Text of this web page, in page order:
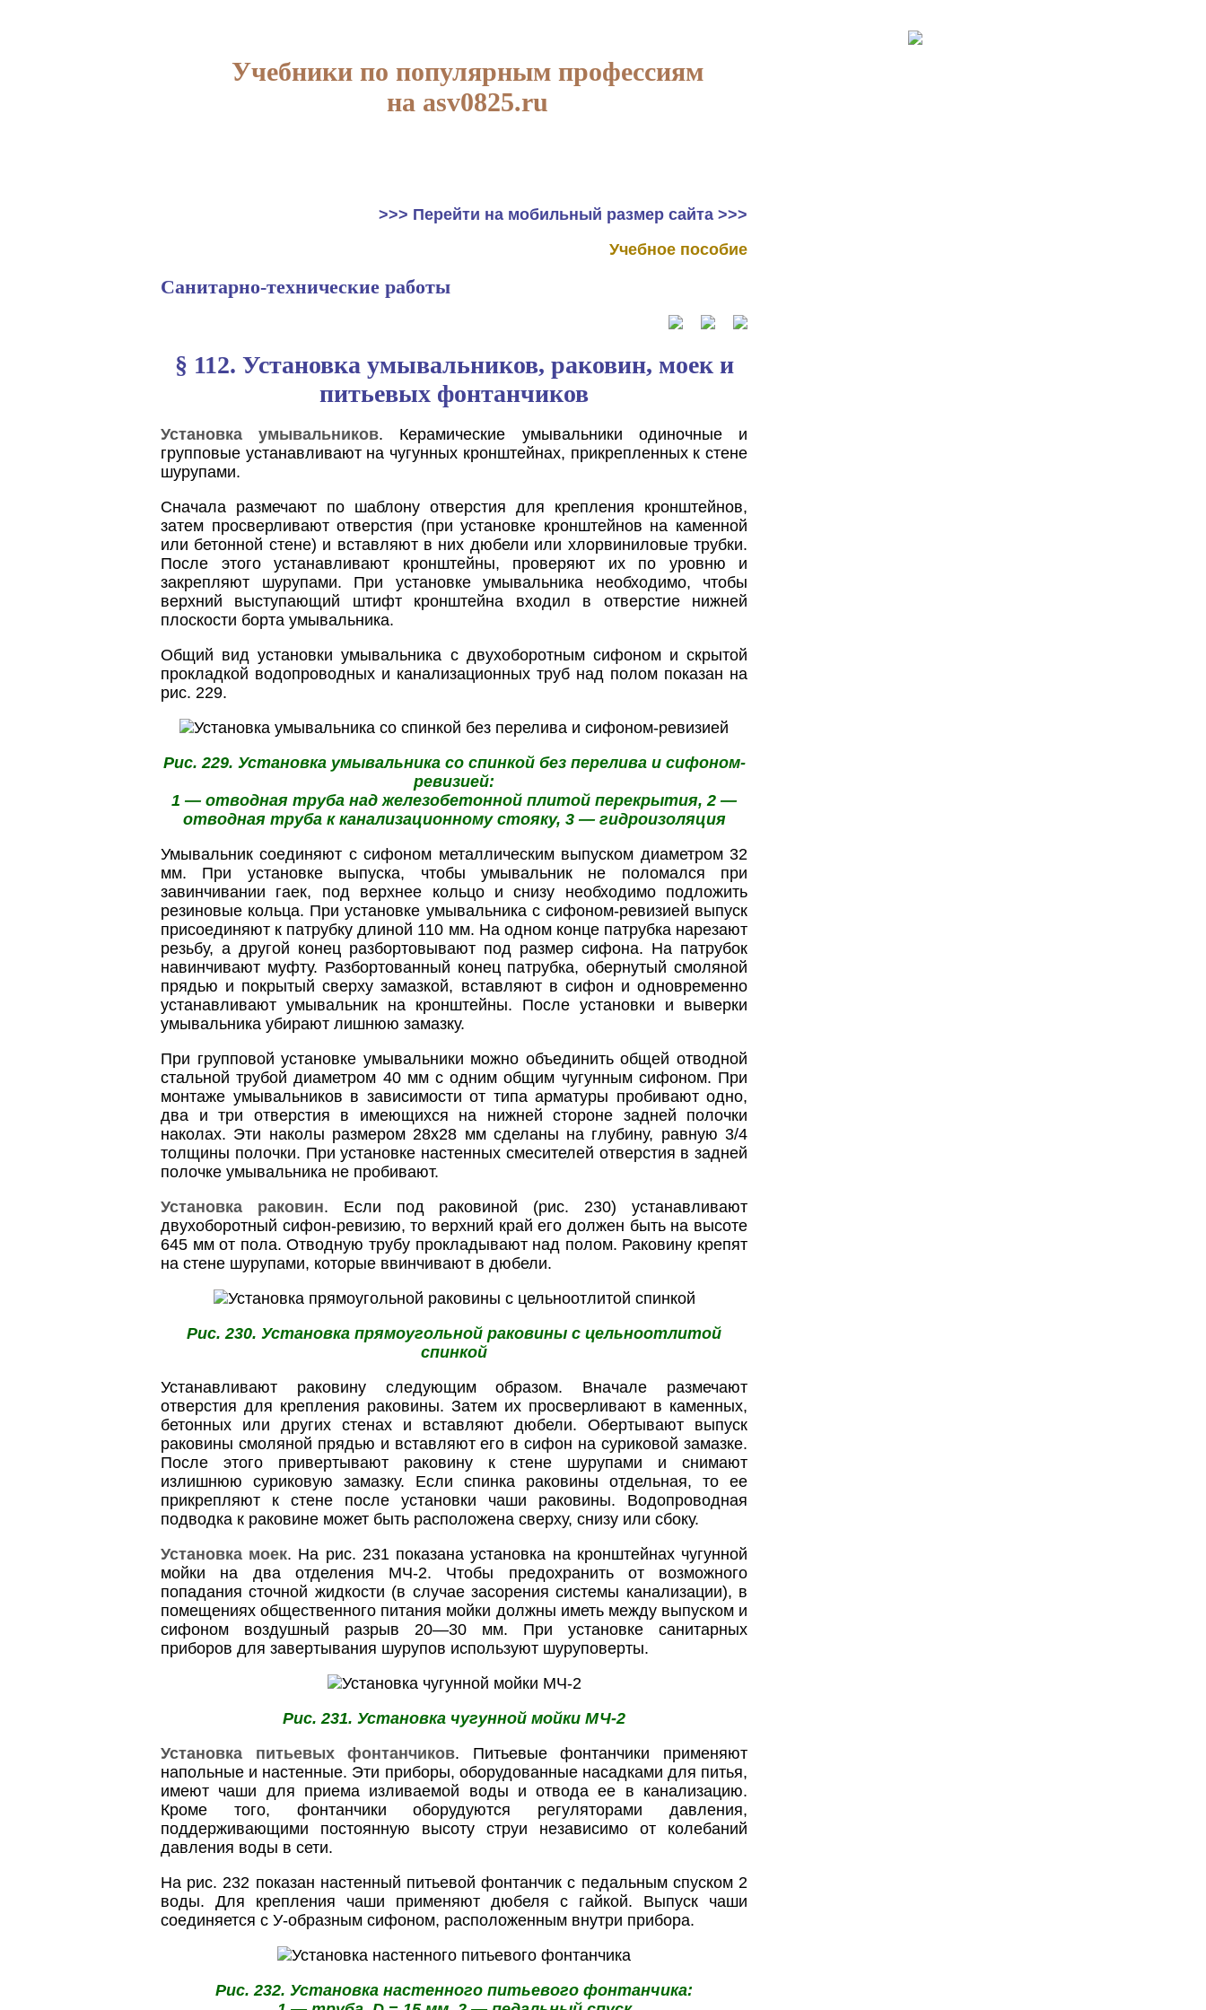
Учебники по популярным профессиям
на asv0825.ru
>>> Перейти на мобильный размер сайта >>>
Учебное пособие
Санитарно-технические работы
§ 112. Установка умывальников, раковин, моек и
питьевых фонтанчиков
Установка умывальников. Керамические умывальники одиночные и
групповые устанавливают на чугунных кронштейнах, прикрепленных к стене
шурупами.
Сначала размечают по шаблону отверстия для крепления кронштейнов,
затем просверливают отверстия (при установке кронштейнов на каменной
или бетонной стене) и вставляют в них дюбели или хлорвиниловые трубки.
После этого устанавливают кронштейны, проверяют их по уровню и
закрепляют шурупами. При установке умывальника необходимо, чтобы
верхний выступающий штифт кронштейна входил в отверстие нижней
плоскости борта умывальника.
Общий вид установки умывальника с двухоборотным сифоном и скрытой
прокладкой водопроводных и канализационных труб над полом показан на
рис. 229.
Рис. 229. Установка умывальника со спинкой без перелива и сифоном-
ревизией:
1 — отводная труба над железобетонной плитой перекрытия, 2 —
отводная труба к канализационному стояку, 3 — гидроизоляция
Умывальник соединяют с сифоном металлическим выпуском диаметром 32
мм. При установке выпуска, чтобы умывальник не поломался при
завинчивании гаек, под верхнее кольцо и снизу необходимо подложить
резиновые кольца. При установке умывальника с сифоном-ревизией выпуск
присоединяют к патрубку длиной 110 мм. На одном конце патрубка нарезают
резьбу, а другой конец разбортовывают под размер сифона. На патрубок
навинчивают муфту. Разбортованный конец патрубка, обернутый смоляной
прядью и покрытый сверху замазкой, вставляют в сифон и одновременно
устанавливают умывальник на кронштейны. После установки и выверки
умывальника убирают лишнюю замазку.
При групповой установке умывальники можно объединить общей отводной
стальной трубой диаметром 40 мм с одним общим чугунным сифоном. При
монтаже умывальников в зависимости от типа арматуры пробивают одно,
два и три отверстия в имеющихся на нижней стороне задней полочки
наколах. Эти наколы размером 28х28 мм сделаны на глубину, равную 3/4
толщины полочки. При установке настенных смесителей отверстия в задней
полочке умывальника не пробивают.
Установка раковин. Если под раковиной (рис. 230) устанавливают
двухоборотный сифон-ревизию, то верхний край его должен быть на высоте
645 мм от пола. Отводную трубу прокладывают над полом. Раковину крепят
на стене шурупами, которые ввинчивают в дюбели.
Рис. 230. Установка прямоугольной раковины с цельноотлитой
спинкой
Устанавливают раковину следующим образом. Вначале размечают
отверстия для крепления раковины. Затем их просверливают в каменных,
бетонных или других стенах и вставляют дюбели. Обертывают выпуск
раковины смоляной прядью и вставляют его в сифон на суриковой замазке.
После этого привертывают раковину к стене шурупами и снимают
излишнюю суриковую замазку. Если спинка раковины отдельная, то ее
прикрепляют к стене после установки чаши раковины. Водопроводная
подводка к раковине может быть расположена сверху, снизу или сбоку.
Установка моек. На рис. 231 показана установка на кронштейнах чугунной
мойки на два отделения МЧ-2. Чтобы предохранить от возможного
попадания сточной жидкости (в случае засорения системы канализации), в
помещениях общественного питания мойки должны иметь между выпуском и
сифоном воздушный разрыв 20—30 мм. При установке санитарных
приборов для завертывания шурупов используют шуруповерты.
Рис. 231. Установка чугунной мойки МЧ-2
Установка питьевых фонтанчиков. Питьевые фонтанчики применяют
напольные и настенные. Эти приборы, оборудованные насадками для питья,
имеют чаши для приема изливаемой воды и отвода ее в канализацию.
Кроме того, фонтанчики оборудуются регуляторами давления,
поддерживающими постоянную высоту струи независимо от колебаний
давления воды в сети.
На рис. 232 показан настенный питьевой фонтанчик с педальным спуском 2
воды. Для крепления чаши применяют дюбеля с гайкой. Выпуск чаши
соединяется с У-образным сифоном, расположенным внутри прибора.
Рис. 232. Установка настенного питьевого фонтанчика: